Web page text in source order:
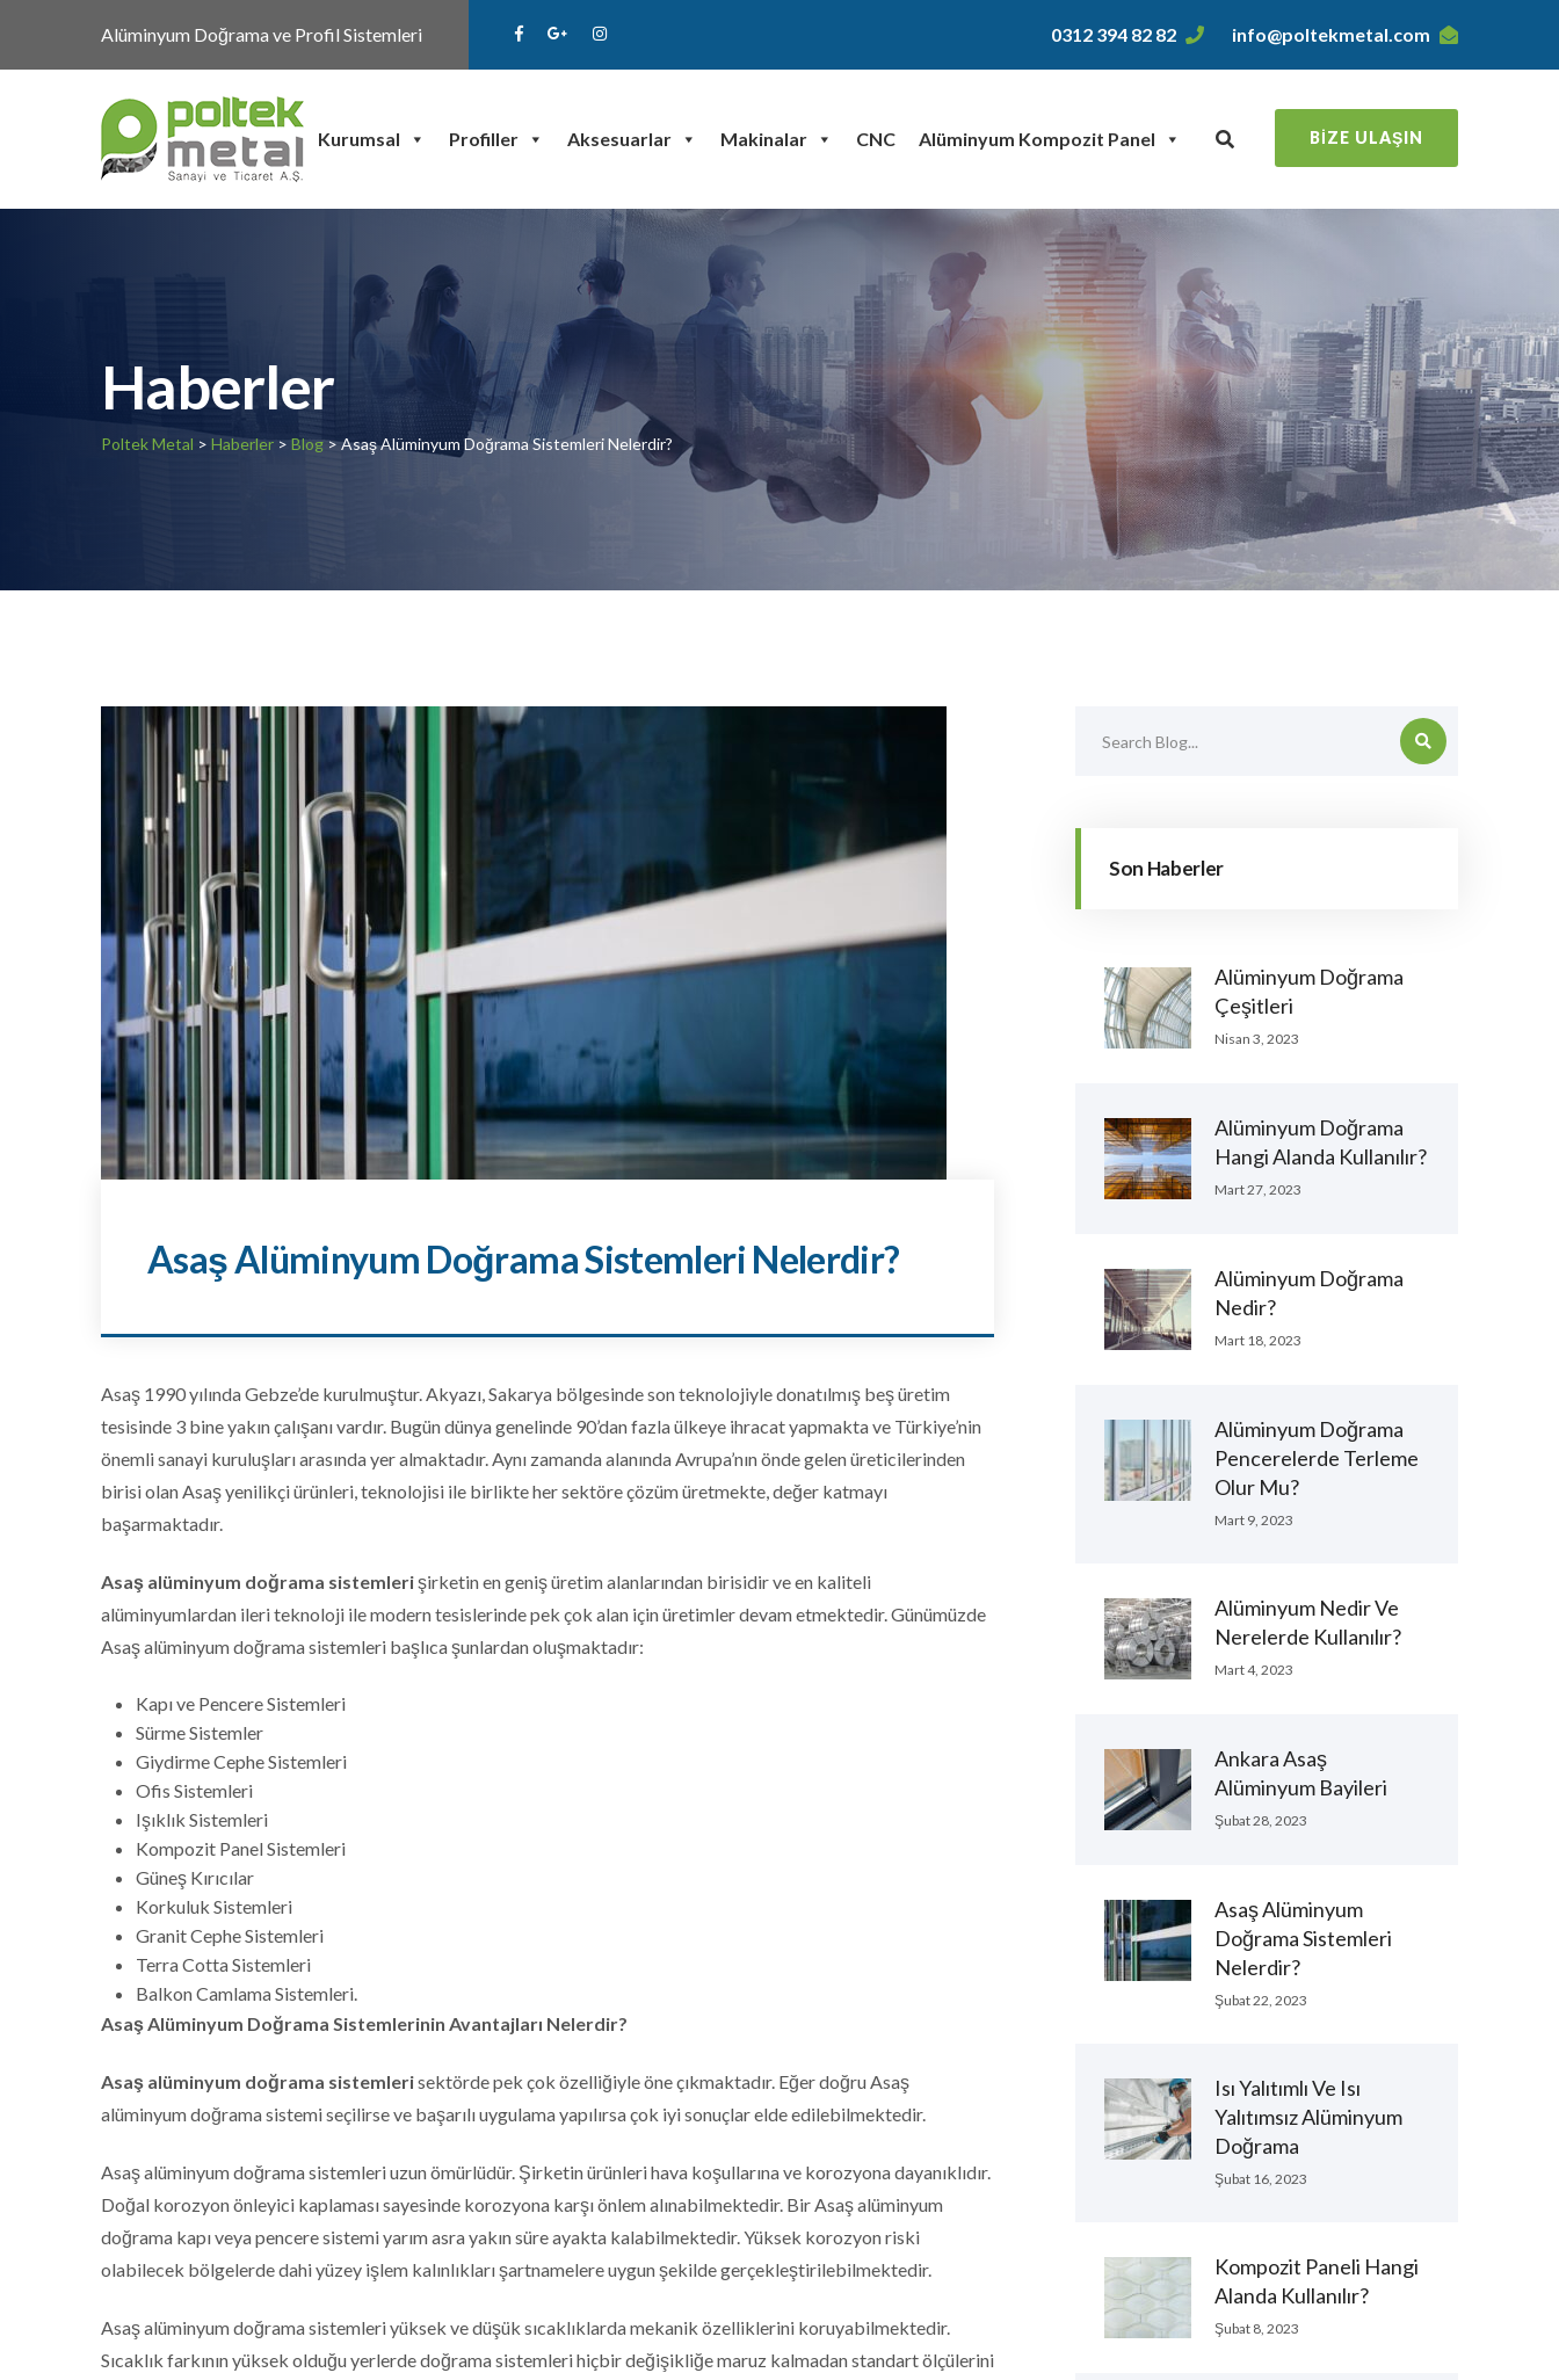
Alüminyum Doğrama ve Profil Sistemleri 0312 394 82 82 info@poltekmetal.com
Kurumsal Profiller Aksesuarlar Makinalar CNC Alüminyum Kompozit Panel BIZE ULAŞIN
Haberler
Poltek Metal > Haberler>Blog> Asaş Alüminyum Doğrama Sistemleri Nelerdir?
Asaş Alüminyum Doğrama Sistemleri Nelerdir?
Asaş 1990 yılında Gebze’de kurulmuştur. Akyazı, Sakarya bölgesinde son teknolojiyle donatılmış beş üretim
tesisinde 3 bine yakın çalışanı vardır. Bugün dünya genelinde 90’dan fazla ülkeye ihracat yapmakta ve Türkiye’nin
önemli sanayi kuruluşları arasında yer almaktadır. Aynı zamanda alanında Avrupa’nın önde gelen üreticilerinden
birisi olan Asaş yenilikçi ürünleri, teknolojisi ile birlikte her sektöre çözüm üretmekte, değer katmayı
başarmaktadır.
Asaş alüminyum doğrama sistemlerişirketin en geniş üretim alanlarından birisidir ve en kaliteli
alüminyumlardan ileri teknoloji ile modern tesislerinde pek çok alan için üretimler devam etmektedir. Günümüzde
Asaş alüminyum doğrama sistemleri başlıca şunlardan oluşmaktadır:
Kapı ve Pencere Sistemleri
Sürme Sistemler
Giydirme Cephe Sistemleri
Ofis Sistemleri
Işıklık Sistemleri
Kompozit Panel Sistemleri
Güneş Kırıcılar
Korkuluk Sistemleri
Granit Cephe Sistemleri
Terra Cotta Sistemleri
Balkon Camlama Sistemleri.
Asaş Alüminyum Doğrama Sistemlerinin Avantajları Nelerdir?
Asaş alüminyum doğrama sistemlerisektörde pek çok özelliğiyle öne çıkmaktadır. Eğer doğru Asaş
alüminyum doğrama sistemi seçilirse ve başarılı uygulama yapılırsa çok iyi sonuçlar elde edilebilmektedir.
Asaş alüminyum doğrama sistemleri uzun ömürlüdür. Şirketin ürünleri hava koşullarına ve korozyona dayanıklıdır.
Doğal korozyon önleyici kaplaması sayesinde korozyona karşı önlem alınabilmektedir. Bir Asaş alüminyum
doğrama kapı veya pencere sistemi yarım asra yakın süre ayakta kalabilmektedir. Yüksek korozyon riski
olabilecek bölgelerde dahi yüzey işlem kalınlıkları şartnamelere uygun şekilde gerçekleştirilebilmektedir.
Asaş alüminyum doğrama sistemleri yüksek ve düşük sıcaklıklarda mekanik özelliklerini koruyabilmektedir.
Sıcaklık farkının yüksek olduğu yerlerde doğrama sistemleri hiçbir değişikliğe maruz kalmadan standart ölçülerini
Son Haberler
Alüminyum Doğrama
Çeşitleri
Nisan 3, 2023
Alüminyum Doğrama
Hangi Alanda Kullanılır?
Mart 27, 2023
Alüminyum Doğrama
Nedir?
Mart 18, 2023
Alüminyum Doğrama
Pencerelerde Terleme
Olur Mu?
Mart 9, 2023
Alüminyum Nedir Ve
Nerelerde Kullanılır?
Mart 4, 2023
Ankara Asaş
Alüminyum Bayileri
Şubat 28, 2023
Asaş Alüminyum
Doğrama Sistemleri
Nelerdir?
Şubat 22, 2023
Isı Yalıtımlı Ve Isı
Yalıtımsız Alüminyum
Doğrama
Şubat 16, 2023
Kompozit Paneli Hangi
Alanda Kullanılır?
Şubat 8, 2023